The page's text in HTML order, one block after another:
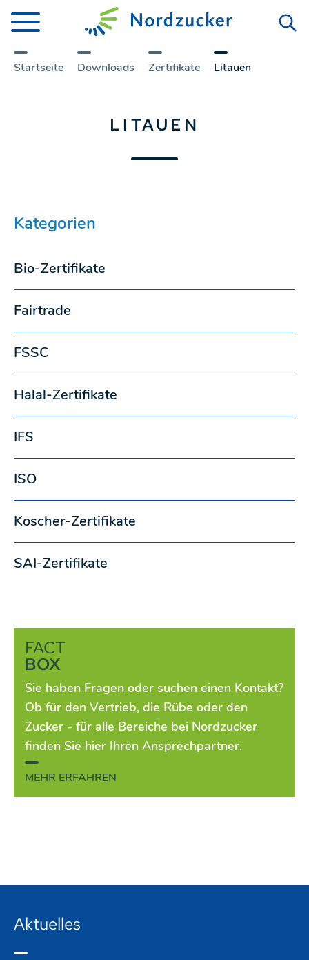
Startseite Downloads Zertifikate Litauen
LITAUEN
Kategorien
Bio-Zertifikate
Fairtrade
FSSC
Halal-Zertifikate
IFS
ISO
Koscher-Zertifikate
SAI-Zertifikate
FACT
BOX
Sie haben Fragen oder suchen einen Kontakt?
Ob für den Vertrieb, die Rübe oder den
Zucker - für alle Bereiche bei Nordzucker
finden Sie hier Ihren Ansprechpartner.
MEHR ERFAHREN
Aktuelles